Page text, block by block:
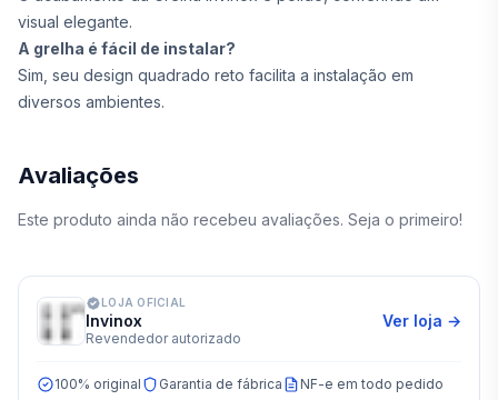
visual elegante.
A grelha é fácil de instalar?
Sim, seu design quadrado reto facilita a instalação em
diversos ambientes.
Avaliações
Este produto ainda não recebeu avaliações. Seja o primeiro!
LOJA OFICIAL
Invinox
Revendedor autorizado
Ver loja →
100% original Garantia de fábrica NF-e em todo pedido